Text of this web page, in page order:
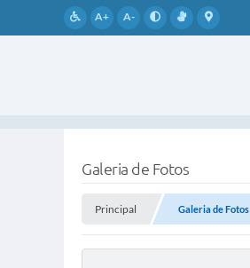
A+ A-
Galeria de Fotos
Principal Galeria de Fotos